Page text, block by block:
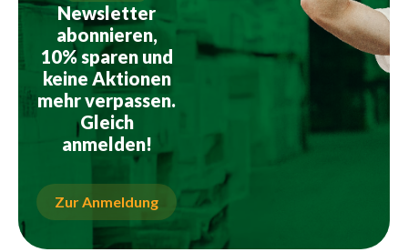
Newsletter
abonnieren,
10% sparen und
keine Aktionen
mehr verpassen.
Gleich
anmelden!
Zur Anmeldung